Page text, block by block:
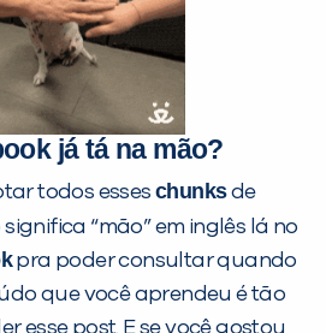
já tá na mão?
todos esses chunksde
significa “mão” em inglês lá no
pra poder consultar quando
que você aprendeu é tão
esse post. E se você gostou